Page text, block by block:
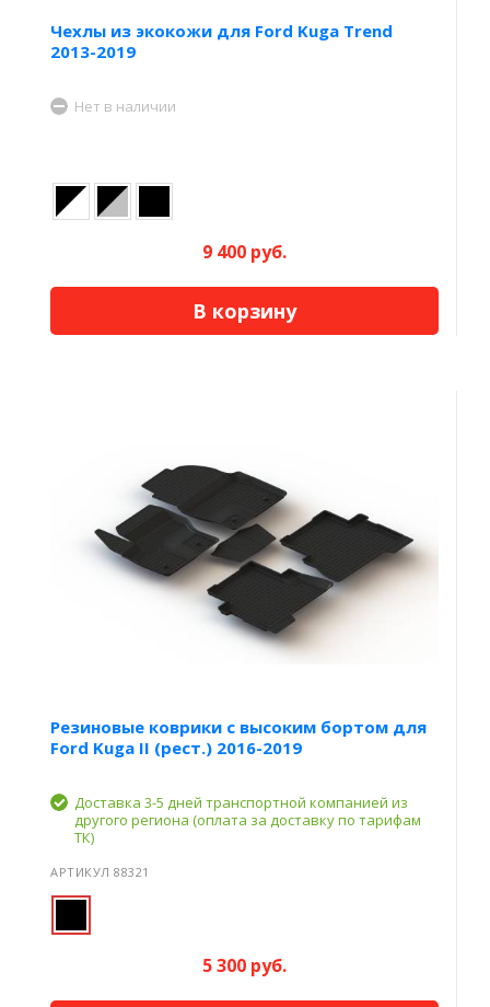
Чехлы из экокожи для Ford Kuga Trend
2013-2019
Нет в наличии
9 400 руб.
В корзину
Резиновые коврики с высоким бортом для
Ford Kuga II (рест.) 2016-2019
Доставка 3-5 дней транспортной компанией из
другого региона (оплата за доставку по тарифам
ТК)
АРТИКУЛ 88321
5 300 руб.